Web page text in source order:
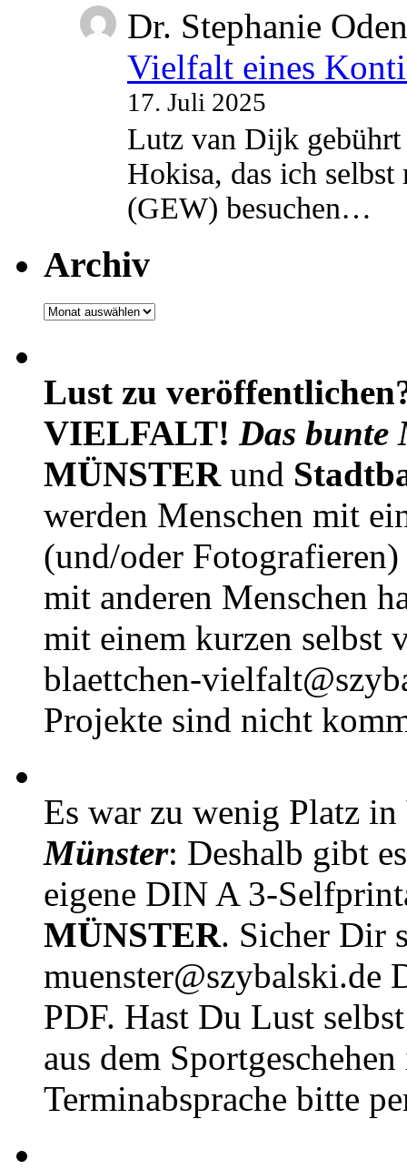
Dr. Stephanie
Vielfalt eines
17. Juli 2025
Lutz van Dijk
Hokisa, das ich
(GEW) besuchen…
Archiv
Archiv
Lust zu
VIELFALT! Das bunte
MÜNSTERund
werden Menschen mit
(und/oder
mit anderen Menschen
mit einem kurzen selbst
blaettchen-
Projekte sind nicht
Es war zu wenig Platz in
Münster: Deshalb gibt
eigene DIN A 3-
MÜNSTER. Sicher Dir
muenster@szybalski.de
PDF. Hast Du Lust
aus dem
Terminabsprache bitte